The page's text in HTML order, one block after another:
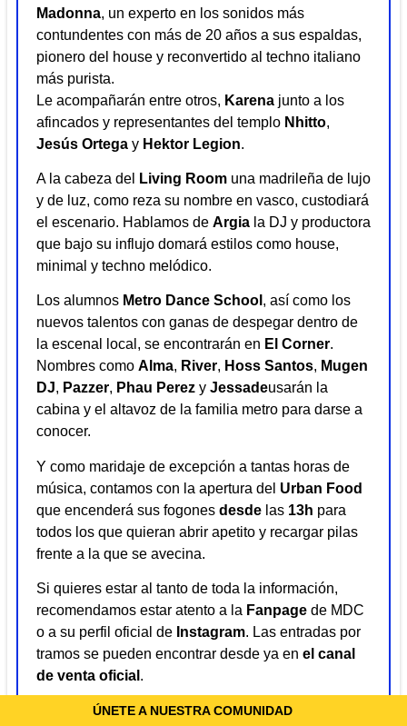
ÚNETE A NUESTRA COMUNIDAD
Madonna, un experto en los sonidos más
contundentes con más de 20 años a sus espaldas,
pionero del house y reconvertido al techno italiano
más purista.
Le acompañarán entre otros, Karena junto a los
afincados y representantes del templo Nhitto,
Jesús Ortega y Hektor Legion.
A la cabeza del Living Room una madrileña de lujo
y de luz, como reza su nombre en vasco, custodiará
el escenario. Hablamos de Argia la DJ y productora
que bajo su influjo domará estilos como house,
minimal y techno melódico.
Los alumnos Metro Dance School , así como los
nuevos talentos con ganas de despegar dentro de
la escenal local, se encontrarán en El Corner.
Nombres como Alma, River, Hoss Santos, Mugen
DJ, Pazzer, Phau Perez y Jessadeusarán la
cabina y el altavoz de la familia metro para darse a
conocer.
Y como maridaje de excepción a tantas horas de
música, contamos con la apertura del Urban Food
que encenderá sus fogones desde las 13h para
todos los que quieran abrir apetito y recargar pilas
frente a la que se avecina.
Si quieres estar al tanto de toda la información,
recomendamos estar atento a la Fanpage de MDC
o a su perfil oficial de Instagram. Las entradas por
tramos se pueden encontrar desde ya en el canal
de venta oficial .